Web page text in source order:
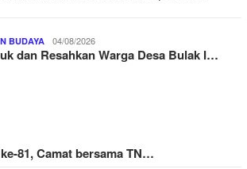
BUDAYA 04/08/2026
dan Resahkan Warga Desa Bulak I…
81, Camat bersama TN…